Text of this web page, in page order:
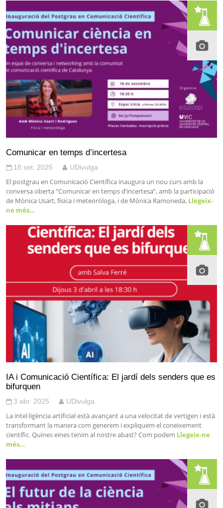
Comunicar en temps d’incertesa
18 set. 2025 UDivulga
El postgrau en Comunicació Científica inaugura un nou curs amb la
conversa oberta “Comunicar en temps d’incertesa”, amb la participació
de Mònica Usart, física i meteoròloga, i de Mònica Ramoneda, Llegeix-
ne més…
IA i Comunicació Científica: El jardí dels senders que es
bifurquen
3 abr. 2025 UDivulga
La intel·ligència artificial està avançant a una velocitat de vertigen i està
transformant la manera com generem i expliquem el coneixement
científic. Quines eines tenim al nostre abast? Com podem Llegeix-ne
més…